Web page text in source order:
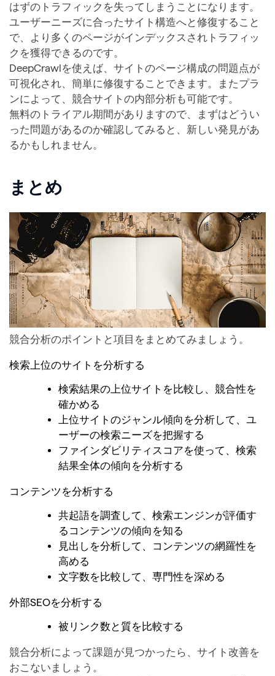
はずのトラフィックを失ってしまうことになります。
ユーザーニーズに合ったサイト構造へと修復すること
で、より多くのページがインデックスされトラフィッ
クを獲得できるのです。
DeepCrawlを使えば、サイトのページ構成の問題点が
可視化され、簡単に修復することできます。またプラ
ンによって、競合サイトの内部分析も可能です。
無料のトライアル期間がありますので、まずはどうい
った問題があるのか確認してみると、新しい発見があ
るかもしれません。
まとめ
競合分析のポイントと項目をまとめてみましょう。
検索上位のサイトを分析する
検索結果の上位サイトを比較し、競合性を
確かめる
上位サイトのジャンル傾向を分析して、ユ
ーザーの検索ニーズを把握する
ファインダビリティスコアを使って、検索
結果全体の傾向を分析する
コンテンツを分析する
共起語を調査して、検索エンジンが評価す
るコンテンツの傾向を知る
見出しを分析して、コンテンツの網羅性を
高める
文字数を比較して、専門性を深める
外部SEOを分析する
被リンク数と質を比較する
競合分析によって課題が見つかったら、サイト改善を
おこないましょう。